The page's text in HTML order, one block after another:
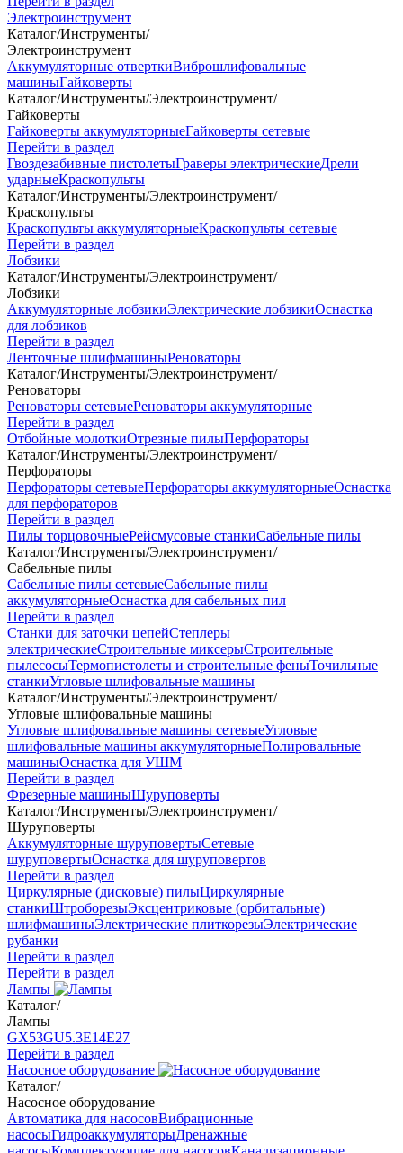
Электроинструмент
Каталог/Инструменты/
Электроинструмент
Аккумуляторные отверткиВиброшлифовальные
машиныГайковерты
Каталог/Инструменты/Электроинструмент/
Гайковерты
Гайковерты аккумуляторныеГайковерты сетевые
Перейти в раздел
Гвоздезабивные пистолетыГраверы электрическиеДрели
ударныеКраскопульты
Каталог/Инструменты/Электроинструмент/
Краскопульты
Краскопульты аккумуляторныеКраскопульты сетевые
Перейти в раздел
Лобзики
Каталог/Инструменты/Электроинструмент/
Лобзики
Аккумуляторные лобзикиЭлектрические лобзикиОснастка
для лобзиков
Перейти в раздел
Ленточные шлифмашиныРеноваторы
Каталог/Инструменты/Электроинструмент/
Реноваторы
Реноваторы сетевыеРеноваторы аккумуляторные
Перейти в раздел
Отбойные молоткиОтрезные пилыПерфораторы
Каталог/Инструменты/Электроинструмент/
Перфораторы
Перфораторы сетевыеПерфораторы аккумуляторныеОснастка
для перфораторов
Перейти в раздел
Пилы торцовочныеРейсмусовые станкиСабельные пилы
Каталог/Инструменты/Электроинструмент/
Сабельные пилы
Сабельные пилы сетевыеСабельные пилы
аккумуляторныеОснастка для сабельных пил
Перейти в раздел
Станки для заточки цепейСтеплеры
электрическиеСтроительные миксерыСтроительные
пылесосыТермопистолеты и строительные феныТочильные
станкиУгловые шлифовальные машины
Каталог/Инструменты/Электроинструмент/
Угловые шлифовальные машины
Угловые шлифовальные машины сетевыеУгловые
шлифовальные машины аккумуляторныеПолировальные
машиныОснастка для УШМ
Перейти в раздел
Фрезерные машиныШуруповерты
Каталог/Инструменты/Электроинструмент/
Шуруповерты
Аккумуляторные шуруповертыСетевые
шуруповертыОснастка для шуруповертов
Перейти в раздел
Циркулярные (дисковые) пилыЦиркулярные
станкиШтроборезыЭксцентриковые (орбитальные)
шлифмашиныЭлектрические плиткорезыЭлектрические
рубанки
Перейти в раздел
Перейти в раздел
Лампы
Каталог/
Лампы
GX53GU5.3Е14Е27
Перейти в раздел
Насосное оборудование
Каталог/
Насосное оборудование
Автоматика для насосовВибрационные
насосыГидроаккумуляторыДренажные